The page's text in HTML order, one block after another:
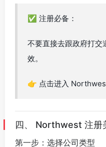
✅ 注册必备：
不要直接去跟政府打交
效。
👉 点击进入
四、 Northwest 注册
第一步：选择公司类型